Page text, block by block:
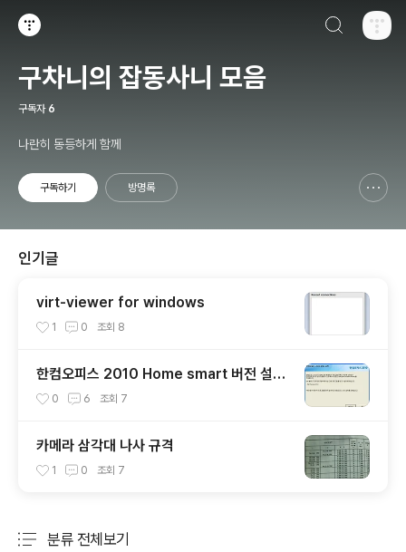
구차니의 잡동사니 모음
구독자 6
나란히 동등하게 함께
구독하기 방명록
인기글
virt-viewer for windows
1 0 조회 8
한컴오피스 2010 Home smart 버전 설치
기 + 사용기
0 6 조회 7
카메라 삼각대 나사 규격
1 0 조회 7
분류 전체보기